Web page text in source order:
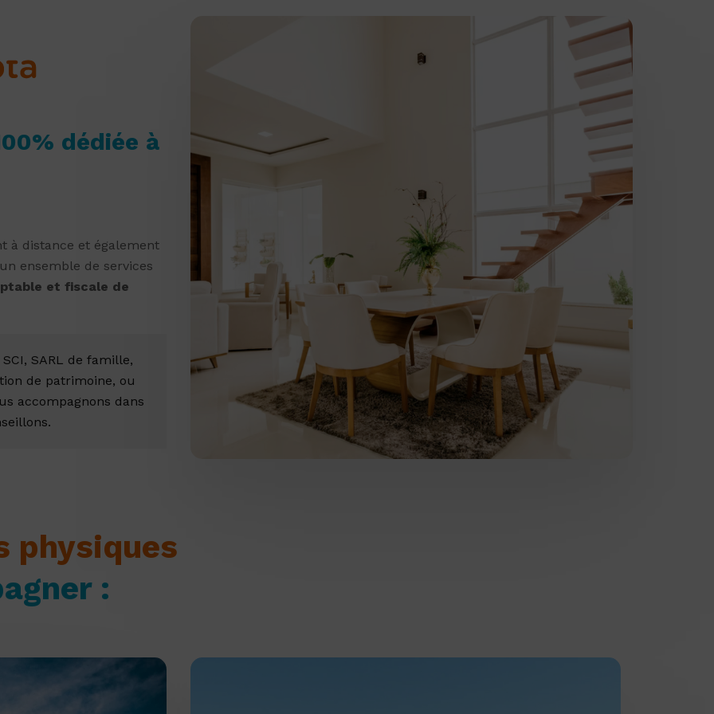
dédiée à
à distance et également
ensemble de services
et fiscale de
SARL de famille,
de patrimoine, ou
accompagnons dans
physiques
: